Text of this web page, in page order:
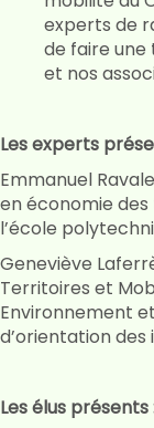
experts de
de faire une
et nos
Les experts
Emmanuel
en économie
l’école
Geneviève
Territoires et
Environnement
d’orientation
Les élus présents